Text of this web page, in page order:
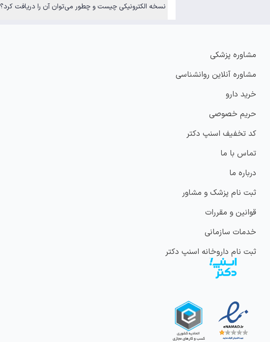
نسخه الکترونیکی چیست و چطور می‌توان آن را دریافت کرد؟
مشاوره پزشکی
مشاوره آنلاین روانشناسی
خرید دارو
حریم خصوصی
کد تخفیف اسنپ دکتر
تماس با ما
درباره ما
ثبت نام پزشک و مشاور
قوانین و مقررات
خدمات سازمانی
ثبت نام داروخانه اسنپ دکتر